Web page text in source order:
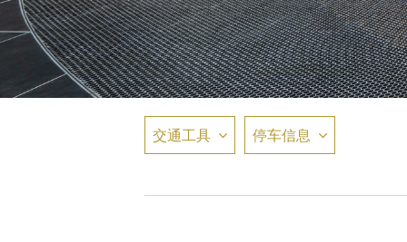
交通工具 停车信息